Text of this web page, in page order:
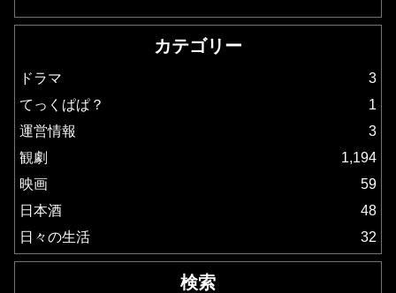
カテゴリー
ドラマ
3
てっくぱぱ？
1
運営情報
3
観劇
1,194
映画
59
日本酒
48
日々の生活
32
検索